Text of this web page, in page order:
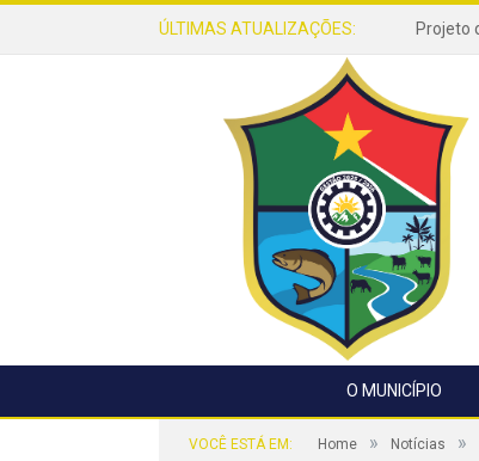
ÚLTIMAS ATUALIZAÇÕES:
O MUNICÍPIO
VOCÊ ESTÁ EM: Home » Notícias »